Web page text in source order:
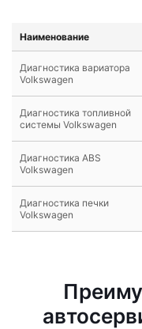
Наименование
Диагностика вариатора
Volkswagen
Диагностика топливной
системы Volkswagen
Диагностика ABS
Volkswagen
Диагностика печки
Volkswagen